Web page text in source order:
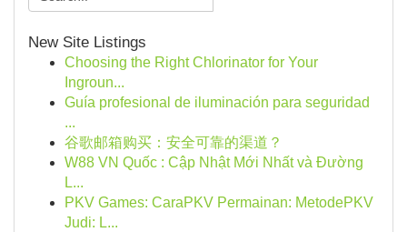
New Site Listings
Choosing the Right Chlorinator for Your
Ingroun...
Guía profesional de iluminación para seguridad
...
谷歌邮箱购买：安全可靠的渠道？
W88 VN Quốc : Cập Nhật Mới Nhất và Đường
L...
PKV Games: CaraPKV Permainan: MetodePKV
Judi: L...